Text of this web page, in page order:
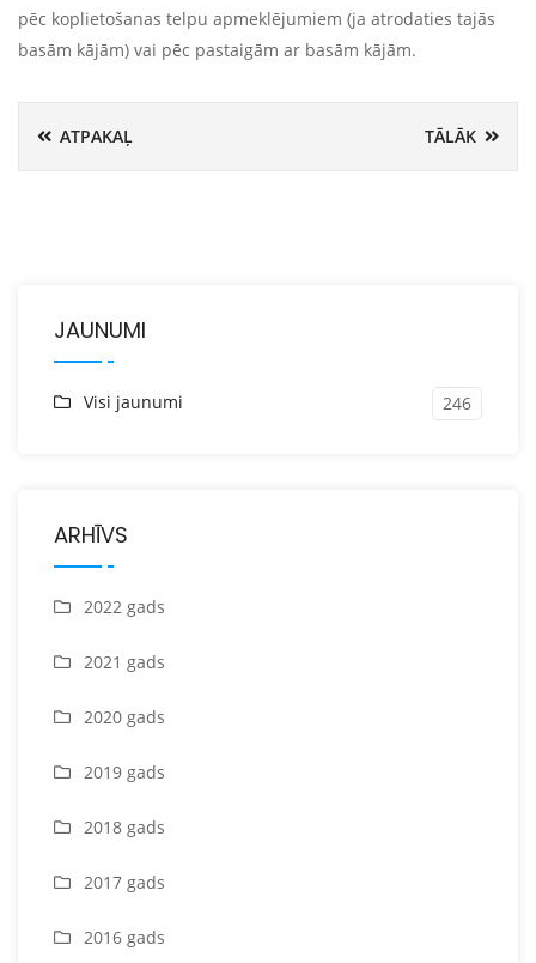
pēc koplietošanas telpu apmeklējumiem (ja atrodaties tajās
basām kājām) vai pēc pastaigām ar basām kājām.
ATPAKAĻ TĀLĀK
JAUNUMI
Visi jaunumi 246
ARHĪVS
2022 gads
2021 gads
2020 gads
2019 gads
2018 gads
2017 gads
2016 gads